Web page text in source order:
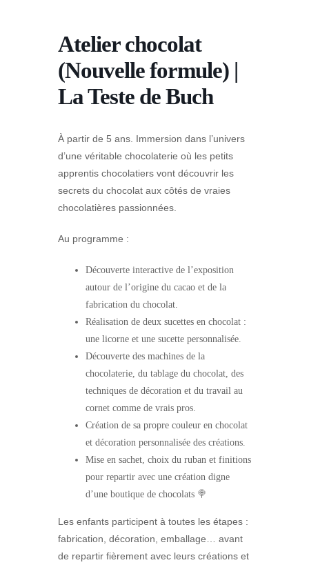
Atelier chocolat
(Nouvelle formule) |
La Teste de Buch
À partir de 5 ans. Immersion dans l’univers
d’une véritable chocolaterie où les petits
apprentis chocolatiers vont découvrir les
secrets du chocolat aux côtés de vraies
chocolatières passionnées.
Au programme :
Découverte interactive de l’exposition
autour de l’origine du cacao et de la
fabrication du chocolat.
Réalisation de deux sucettes en chocolat :
une licorne et une sucette personnalisée.
Découverte des machines de la
chocolaterie, du tablage du chocolat, des
techniques de décoration et du travail au
cornet comme de vrais pros.
Création de sa propre couleur en chocolat
et décoration personnalisée des créations.
Mise en sachet, choix du ruban et finitions
pour repartir avec une création digne
d’une boutique de chocolats 🍭
Les enfants participent à toutes les étapes :
fabrication, décoration, emballage… avant
de repartir fièrement avec leurs créations et